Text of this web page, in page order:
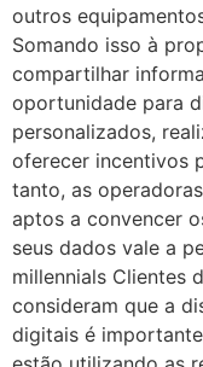
outros
Somando isso à
compartilhar
oportunidade para
personalizados,
oferecer incentivos
tanto, as
aptos a convencer
seus dados vale a
millennials Clientes
consideram que a
digitais é